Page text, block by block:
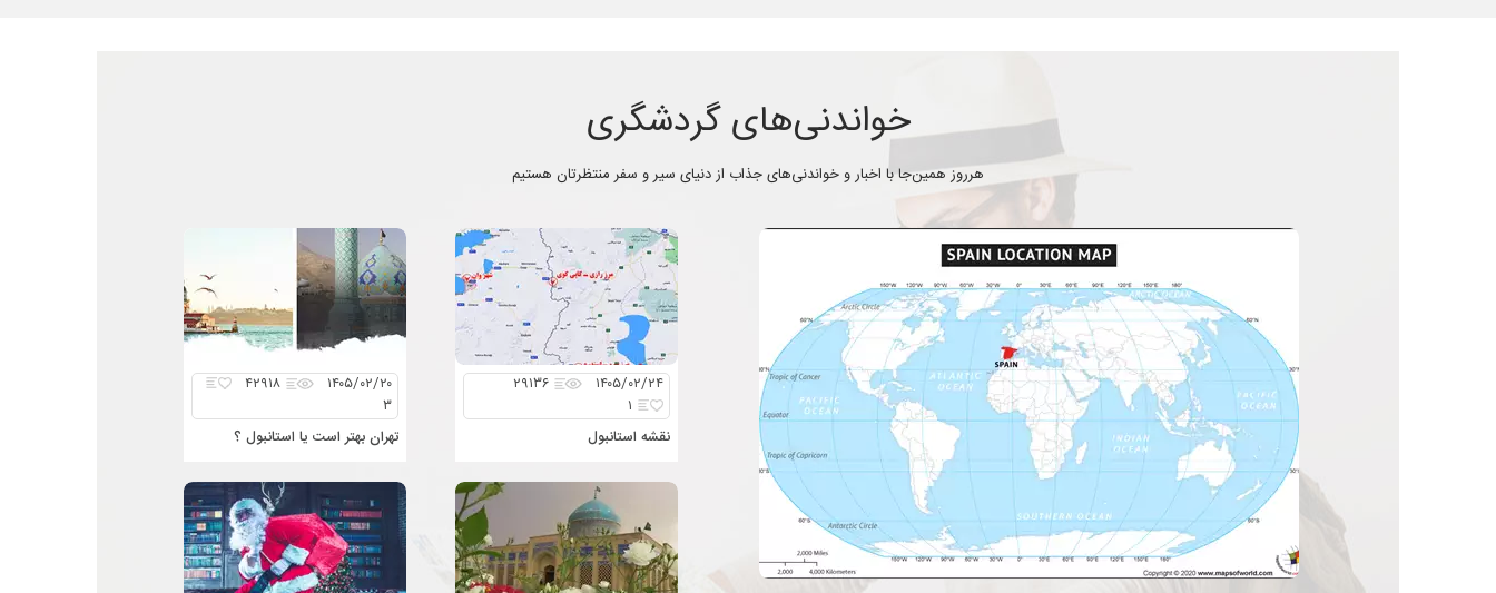
خواندنی‌های گردشگری
هرروز همین‌جا با اخبار و خواندنی‌های جذاب از دنیای سیر و سفر منتظرتان هستیم
۱۴۰۵/۰۲/۲۴
۲۹۱۳۶
۱
نقشه استانبول
۱۴۰۵/۰۲/۲۰
۴۲۹۱۸
۳
تهران بهتر است یا استانبول ؟